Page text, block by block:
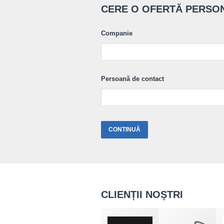
CERE O OFERTĂ
Companie
Persoană de contact
CLIENȚII NOȘTRI